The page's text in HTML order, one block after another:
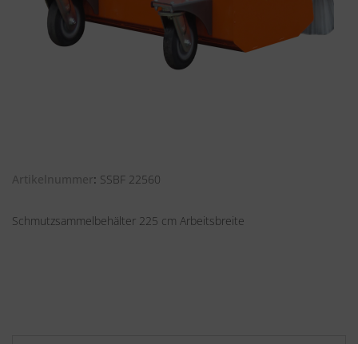
Artikelnummer SSBF 22560
Schmutzsammelbehälter 225 cm Arbeitsbreite